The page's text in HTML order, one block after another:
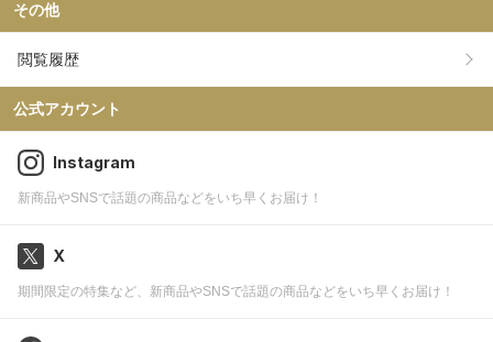
その他
閲覧履歴
公式アカウント
Instagram
新商品やSNSで話題の商品などをいち早くお届け！
X
期間限定の特集など、新商品やSNSで話題の商品などをいち早くお届け！